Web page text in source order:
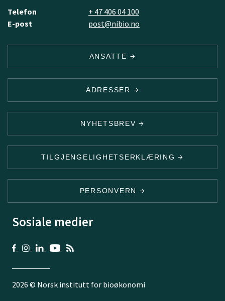
Telefon
+ 47 406 04 100
E-post
post@nibio.no
ANSATTE
ADRESSER
NYHETSBREV
TILGJENGELIGHETSERKLÆRING
PERSONVERN
Sosiale medier
2026 © Norsk institutt for bioøkonomi